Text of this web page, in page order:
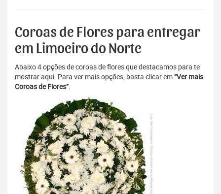
Coroas de Flores para entregar
em Limoeiro do Norte
Abaixo 4 opções de coroas de flores que destacamos para te
mostrar aqui. Para ver mais opções, basta clicar em“Ver mais
Coroas de Flores”.